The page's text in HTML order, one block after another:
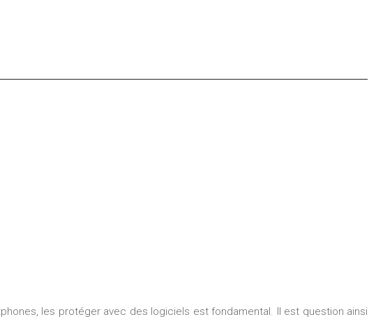
les protéger avec des logiciels est fondamental. Il est question ainsi